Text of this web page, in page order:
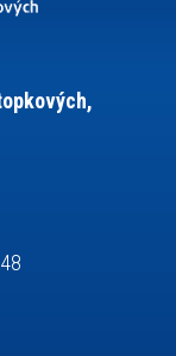
událost